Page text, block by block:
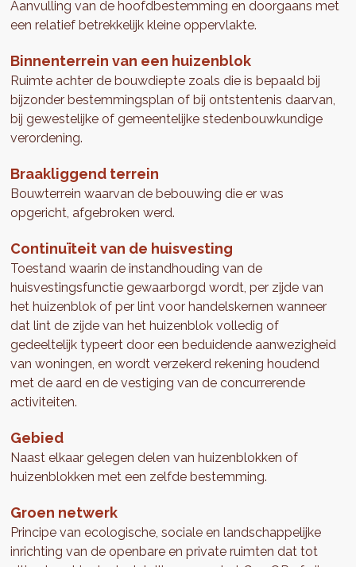
Aanvulling van de hoofdbestemming en doorgaans met
een relatief betrekkelijk kleine oppervlakte.
Binnenterrein van een huizenblok
Ruimte achter de bouwdiepte zoals die is bepaald bij
bijzonder bestemmingsplan of bij ontstentenis daarvan,
bij gewestelijke of gemeentelijke stedenbouwkundige
verordening.
Braakliggend terrein
Bouwterrein waarvan de bebouwing die er was
opgericht, afgebroken werd.
Continuïteit van de huisvesting
Toestand waarin de instandhouding van de
huisvestingsfunctie gewaarborgd wordt, per zijde van
het huizenblok of per lint voor handelskernen wanneer
dat lint de zijde van het huizenblok volledig of
gedeeltelijk typeert door een beduidende aanwezigheid
van woningen, en wordt verzekerd rekening houdend
met de aard en de vestiging van de concurrerende
activiteiten.
Gebied
Naast elkaar gelegen delen van huizenblokken of
huizenblokken met een zelfde bestemming.
Groen netwerk
Principe van ecologische, sociale en landschappelijke
inrichting van de openbare en private ruimten dat tot